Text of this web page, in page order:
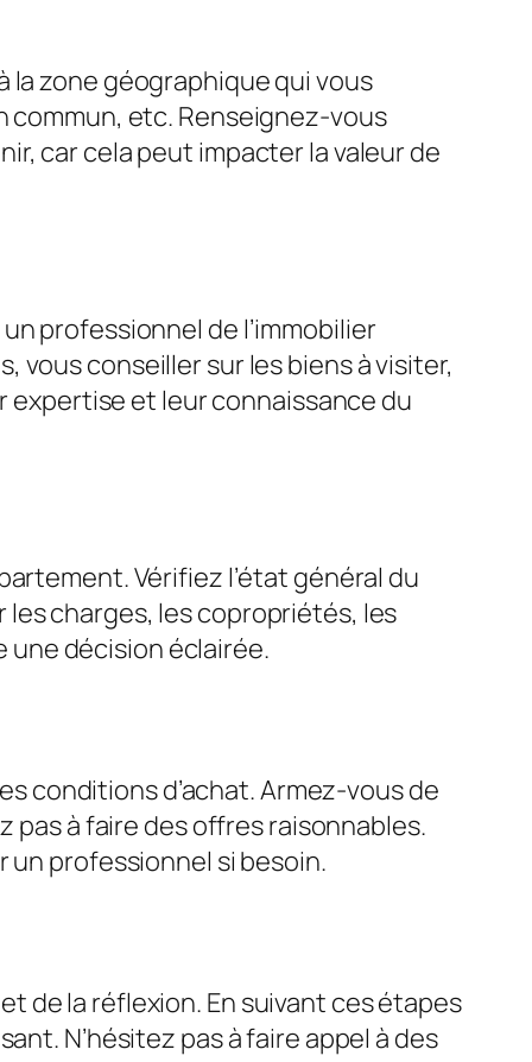
la zone géographique qui vous
commun, etc. Renseignez-vous
car cela peut impacter la valeur de
professionnel de l’immobilier
vous conseiller sur les biens à visiter,
expertise et leur connaissance du
Vérifiez l’état général du
les charges, les copropriétés, les
une décision éclairée.
conditions d’achat. Armez-vous de
pas à faire des offres raisonnables.
professionnel si besoin.
de la réflexion. En suivant ces étapes
N’hésitez pas à faire appel à des